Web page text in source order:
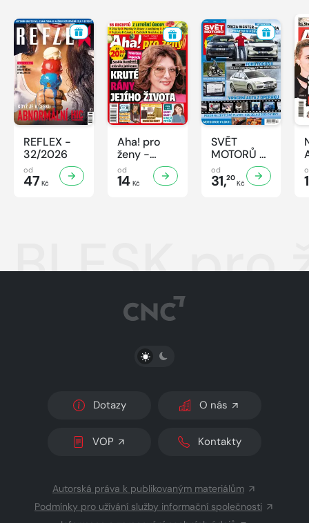
REFLEX -
32/2026
od
47 Kč
Aha! pro
ženy -
32/2026
od
14Kč
SVĚT
MOTORŮ -
32/2026
od
31,20
Kč
BLESK
PŘEPNOUT SVĚTLÝ/TMAVÝ REŽIM
Dotazy O nás
VOP Kontakty
Autorská práva k publikovaným materiálům
Podmínky pro užívání služby informační společnosti